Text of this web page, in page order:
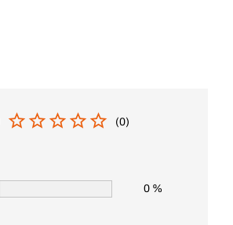
(0)
0 %